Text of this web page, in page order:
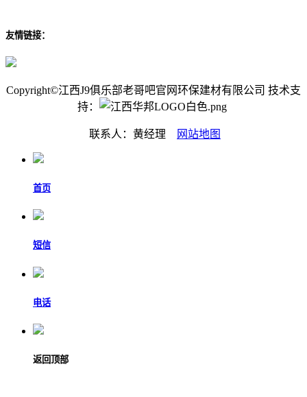
友情链接：
Copyright©江西J9俱乐部老哥吧官网环保建材有限公司 技术支
持：
联系人：黄经理 网站地图
首页
短信
电话
返回顶部